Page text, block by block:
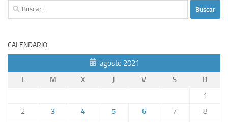
Buscar:
CALENDARIO
agosto 2021
L
M X J V S
D
1
2
3 4 5 6 7
8